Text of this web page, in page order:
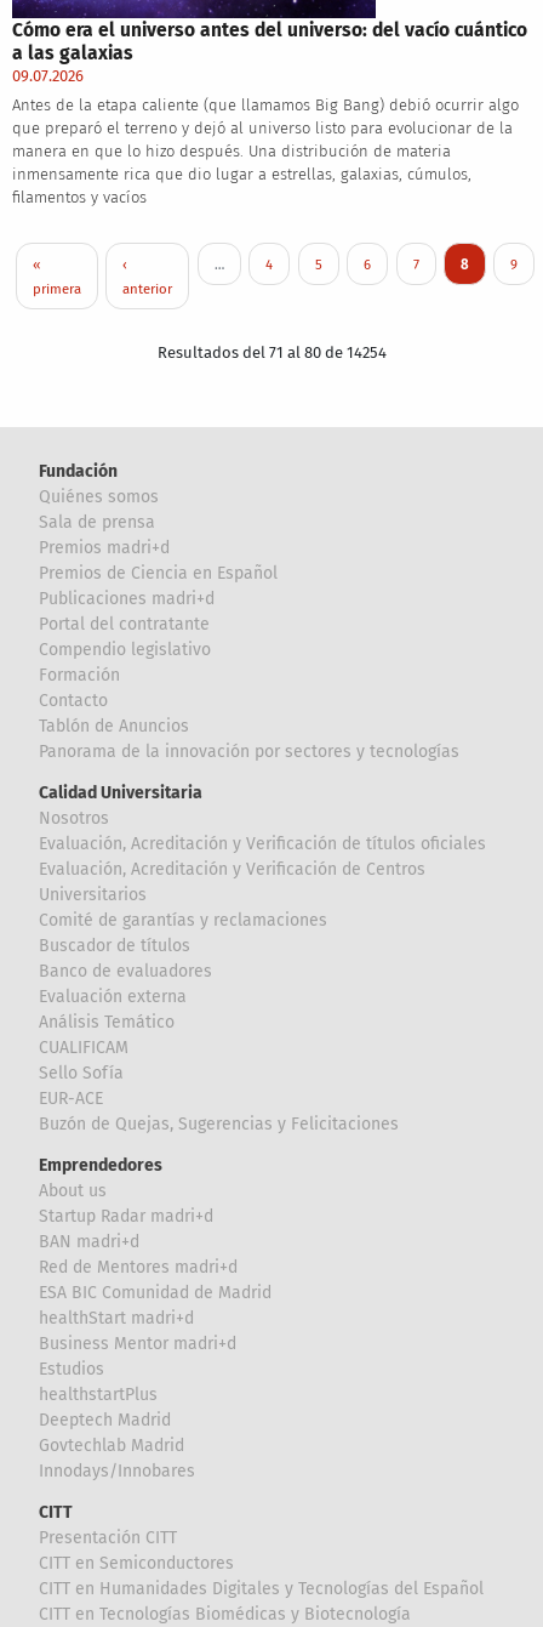
Cómo era el universo antes del universo: del vacío cuántico
a las galaxias
09.07.2026
Antes de la etapa caliente (que llamamos Big Bang) debió ocurrir algo
que preparó el terreno y dejó al universo listo para evolucionar de la
manera en que lo hizo después. Una distribución de materia
inmensamente rica que dio lugar a estrellas, galaxias, cúmulos,
filamentos y vacíos
Paginación
Primera página
«
primera
Página anterior
‹
anterior
… Page
4 Page
5 Page
6 Page
7 Página actual
8 Page
9
Resultados del 71 al 80 de 14254
Fundación
Quiénes somos
Sala de prensa
Premios madri+d
Premios de Ciencia en Español
Publicaciones madri+d
Portal del contratante
Compendio legislativo
Formación
Contacto
Tablón de Anuncios
Panorama de la innovación por sectores y tecnologías
Calidad Universitaria
Nosotros
Evaluación, Acreditación y Verificación de títulos oficiales
Evaluación, Acreditación y Verificación de Centros
Universitarios
Comité de garantías y reclamaciones
Buscador de títulos
Banco de evaluadores
Evaluación externa
Análisis Temático
CUALIFICAM
Sello Sofía
EUR-ACE
Buzón de Quejas, Sugerencias y Felicitaciones
Emprendedores
About us
Startup Radar madri+d
BAN madri+d
Red de Mentores madri+d
ESA BIC Comunidad de Madrid
healthStart madri+d
Business Mentor madri+d
Estudios
healthstartPlus
Deeptech Madrid
Govtechlab Madrid
Innodays/Innobares
CITT
Presentación CITT
CITT en Semiconductores
CITT en Humanidades Digitales y Tecnologías del Español
CITT en Tecnologías Biomédicas y Biotecnología